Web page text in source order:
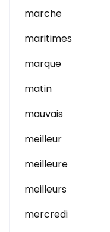
marche
maritimes
marque
matin
mauvais
meilleur
meilleure
meilleurs
mercredi